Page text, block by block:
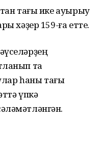
тағы ике ауырыу
хәҙер 159-ға етте.
та
һаны тағы
үпкә